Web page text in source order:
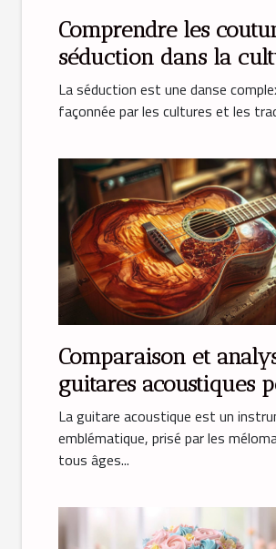
Comprendre les
séduction dans la
musulmane
La séduction est une danse
façonnée par les cultures et les
Comparaison et
guitares acoustiques
débutants
La guitare acoustique est un
emblématique, prisé par les
tous âges...